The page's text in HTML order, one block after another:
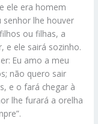
ele era homem
senhor lhe houver
ou filhas, a
e ele sairá sozinho.
Eu amo a meu
não quero sair
e o fará chegar à
lhe furará a orelha